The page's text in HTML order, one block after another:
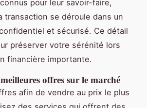
pour leur savoir-faire,
transaction se déroule dans un
et sécurisé. Ce détail
préserver votre sérénité lors
financière importante.
offres sur le marché
afin de vendre au prix le plus